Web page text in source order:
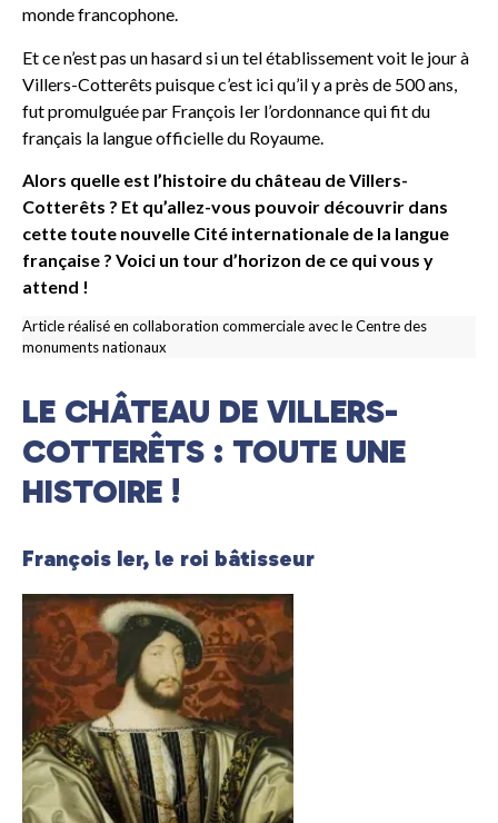
monde francophone.
Et ce n’est pas un hasard si un tel établissement voit le jour à
Villers-Cotterêts puisque c’est ici qu’il y a près de 500 ans,
fut promulguée par François Ier l’ordonnance qui fit du
français la langue officielle du Royaume.
Alors quelle est l’histoire du château de Villers-
Cotterêts ? Et qu’allez-vous pouvoir découvrir dans
cette toute nouvelle Cité internationale de la langue
française ? Voici un tour d’horizon de ce qui vous y
attend !
Article réalisé en collaboration commerciale avec le Centre des
monuments nationaux
LE CHÂTEAU DE VILLERS-
COTTERÊTS : TOUTE UNE
HISTOIRE !
François Ier, le roi bâtisseur